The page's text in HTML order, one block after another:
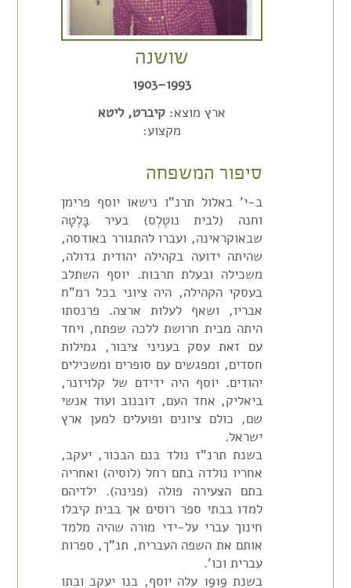
שושנה
1993–1903
ארץ מוצא: קיברט, ליטא
מקצוע:
סיפור המשפחה
ב-י' באלול תרנ"ו נישאו יוסף פרימן
וחנה (לבית נוטֶלְס) בעיר בָּלְטָה
שבאוקראינה, ועברו להתגורר באודסה,
שהיתה ידועה בקהילה יהודית גדולה,
משכילה ובעלת תרבות. יוסף השתלב
בעסקי הקהילה, היה ציוני בכל רמ"ח
אבריו, ושאף לעלות ארצה. פרנסתו
היתה מבית חרושת ללכה שפתח, ויחד
עם זאת עסק בעניני ציבור, גמילות
חסדים, ומפגשים עם סופרים ומשכילים
יהודים. יוסף היה ידידם של קלויזנר,
ביאליק, אחד העם, דובנוב ועוד אנשי
שם, כולם ציונים ופועלים למען ארץ
ישראל.
בשנת תרנ"ז נולד בנם הבכור, יעקב,
אחריו נולדה בתם רחל (לוסיה) ואחריה
בתם הצעירה פולה (פנינה). ילדיהם
למדו בבתי ספר רוסים אך בבית קיבלו
חינוך עברי על-ידי מורה שהיה מלמד
אותם את השפה העברית, תנ"ך, ספרות
עברית וכו'.
בשנת 1919 עלה יוסף, בנו יעקב ובתו